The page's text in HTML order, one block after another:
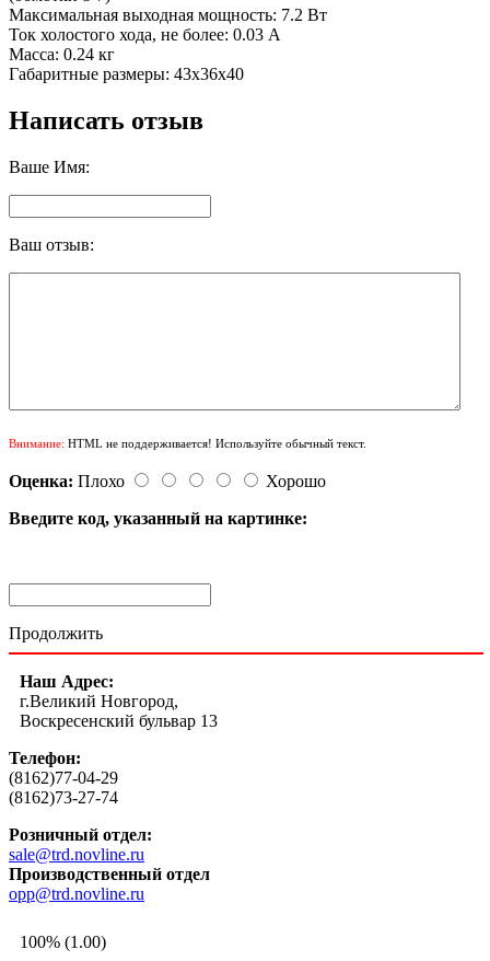
Максимальная выходная мощность: 7.2 Вт
Ток холостого хода, не более: 0.03 A
Масса: 0.24 кг
Габаритные размеры: 43х36х40
Написать отзыв
Ваше Имя:
Ваш отзыв:
Внимание: HTML не поддерживается! Используйте обычный текст.
Оценка: Плохо
Хорошо
Введите код, указанный на картинке:
Продолжить
Наш Адрес:
г.Великий Новгород,
Воскресенский бульвар 13
Телефон:
(8162)77-04-29
(8162)73-27-74
Розничный отдел:
sale@trd.novline.ru
Производственный отдел
opp@trd.novline.ru
100% (1.00)